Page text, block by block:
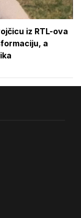
iz RTL-ova
a